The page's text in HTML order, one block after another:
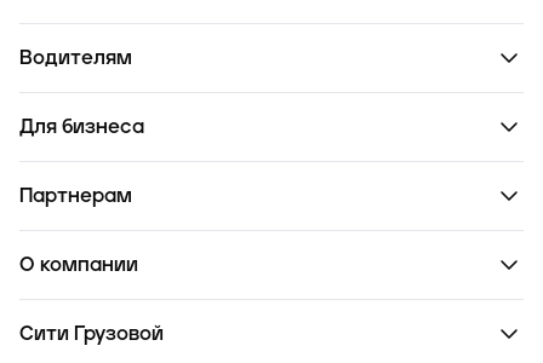
Водителям
Для бизнеса
Партнерам
О компании
Сити Грузовой